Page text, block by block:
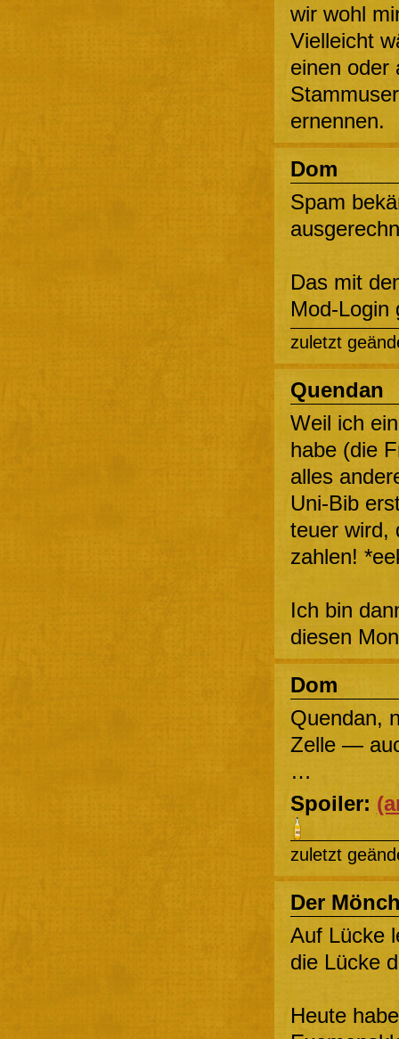
wir wohl
Vielleicht
einen oder
ernennen.
Dom
Spam
Das mit
Mod-Login
zuletzt
Quendan
Weil ich
habe (die
alles
Uni-Bib
teuer wird,
zahlen!
Ich bin
diesen
Dom
Quendan,
Zelle —
…
Spoiler:
zuletzt
Der
Auf Lücke
die Lücke
Heute